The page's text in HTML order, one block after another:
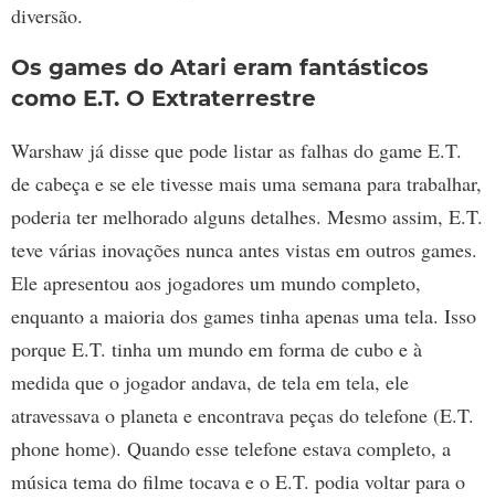
diversão.
Os games do Atari eram fantásticos
como E.T. O Extraterrestre
Warshaw já disse que pode listar as falhas do game E.T.
de cabeça e se ele tivesse mais uma semana para trabalhar,
poderia ter melhorado alguns detalhes. Mesmo assim, E.T.
teve várias inovações nunca antes vistas em outros games.
Ele apresentou aos jogadores um mundo completo,
enquanto a maioria dos games tinha apenas uma tela. Isso
porque E.T. tinha um mundo em forma de cubo e à
medida que o jogador andava, de tela em tela, ele
atravessava o planeta e encontrava peças do telefone (E.T.
phone home). Quando esse telefone estava completo, a
música tema do filme tocava e o E.T. podia voltar para o